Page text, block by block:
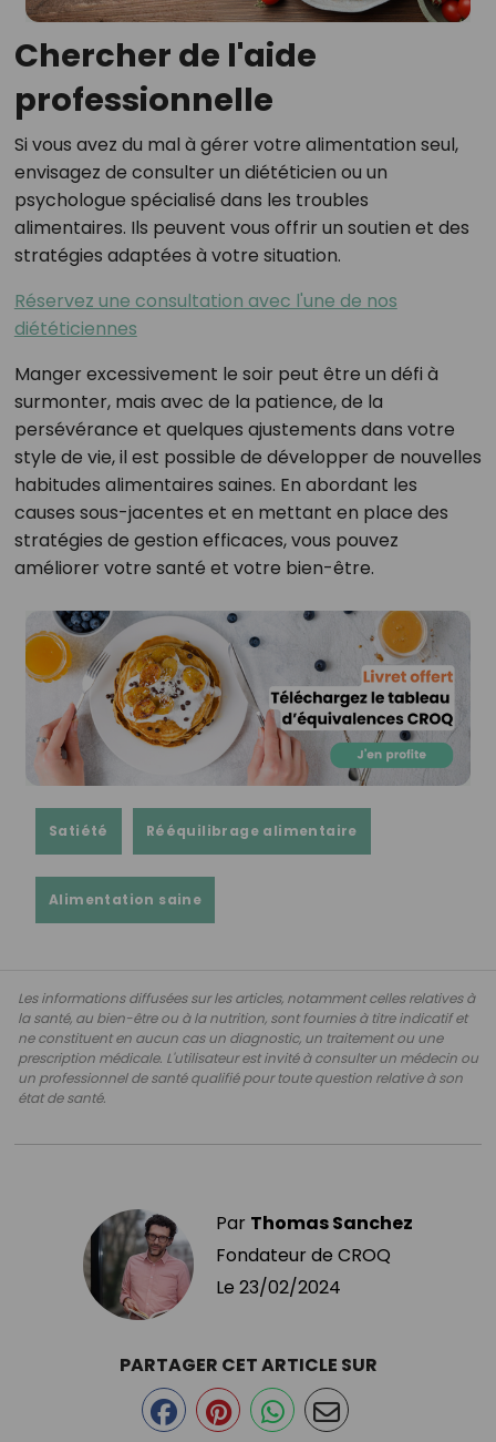
Chercher de l'aide
professionnelle
Si vous avez du mal à gérer votre alimentation seul,
envisagez de consulter un diététicien ou un
psychologue spécialisé dans les troubles
alimentaires. Ils peuvent vous offrir un soutien et des
stratégies adaptées à votre situation.
Réservez une consultation avec l'une de nos
diététiciennes
Manger excessivement le soir peut être un défi à
surmonter, mais avec de la patience, de la
persévérance et quelques ajustements dans votre
style de vie, il est possible de développer de nouvelles
habitudes alimentaires saines. En abordant les
causes sous-jacentes et en mettant en place des
stratégies de gestion efficaces, vous pouvez
améliorer votre santé et votre bien-être.
Satiété Rééquilibrage alimentaire
Alimentation saine
Les informations diffusées sur les articles, notamment celles relatives à
la santé, au bien-être ou à la nutrition, sont fournies à titre indicatif et
ne constituent en aucun cas un diagnostic, un traitement ou une
prescription médicale. L'utilisateur est invité à consulter un médecin ou
un professionnel de santé qualifié pour toute question relative à son
état de santé.
Par Thomas Sanchez
Fondateur de CROQ
Le 23/02/2024
PARTAGER CET ARTICLE SUR